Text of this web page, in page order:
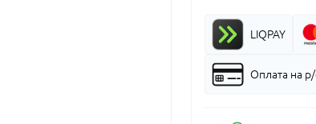
LIQPAY
Оплата на р/